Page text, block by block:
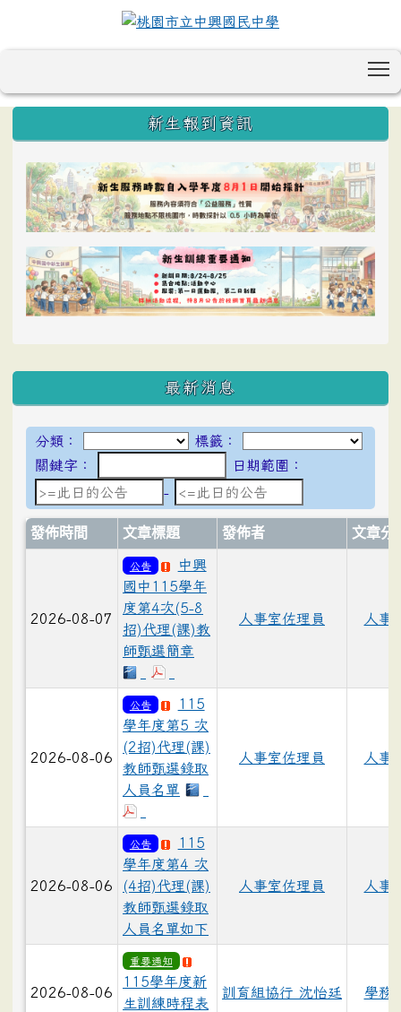
:::
新生報到資訊
最新消息
分類：
標籤：
關鍵字：
日期範圍：
-
日期範圍：
發佈時間 文章標題 發佈者 文章分
2026-08-07
公告
中興
國中115學年
度第4次(5-8
招)代理(課)教
師甄選簡章
人事室佐理員 人事
2026-08-06
公告
115
學年度第5 次
(2招)代理(課)
教師甄選錄取
人員名單
人事室佐理員 人事
2026-08-06
公告
115
學年度第4 次
(4招)代理(課)
教師甄選錄取
人員名單如下
人事室佐理員 人事
2026-08-06
重要通知
115學年度新
生訓練時程表
訓育組協行 沈怡廷 學務